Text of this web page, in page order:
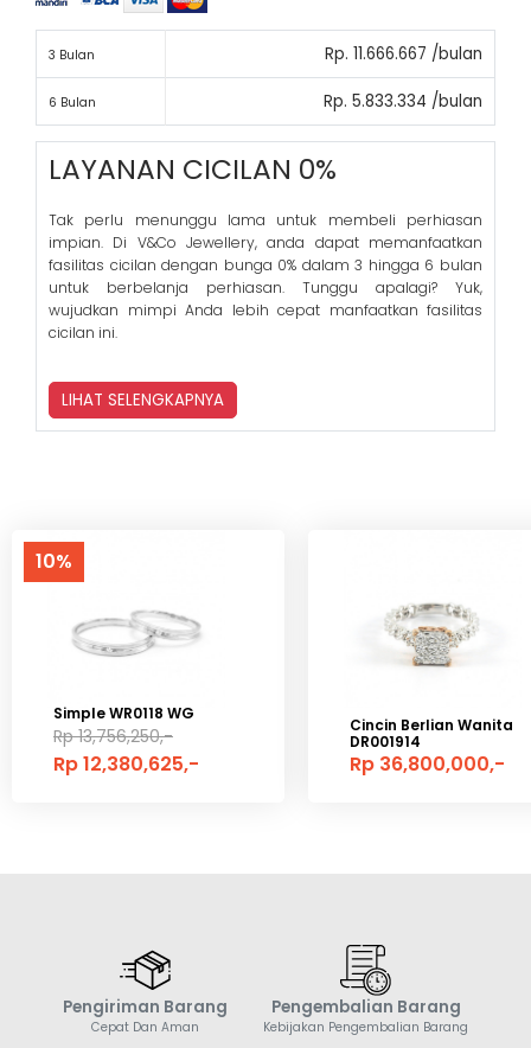
3 Bulan Rp. 11.666.667 /bulan
6 Bulan Rp. 5.833.334 /bulan
LAYANAN CICILAN 0%
Tak perlu menunggu lama untuk membeli perhiasan
impian. Di V&Co Jewellery, anda dapat memanfaatkan
fasilitas cicilan dengan bunga 0% dalam 3 hingga 6 bulan
untuk berbelanja perhiasan. Tunggu apalagi? Yuk,
wujudkan mimpi Anda lebih cepat manfaatkan fasilitas
cicilan ini.
LIHAT SELENGKAPNYA
10%
Simple WR0118 WG
Rp 13,756,250,-
Rp 12,380,625,-
Cincin Berlian Wanita
DR001914
Rp 36,800,000,-
Pengiriman Barang
Cepat Dan Aman
Pengembalian Barang
Kebijakan Pengembalian Barang